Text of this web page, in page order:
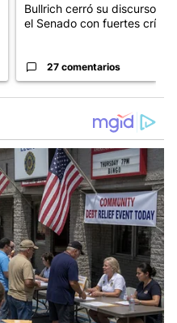
Bullrich cerró su discurso en
el Senado con fuertes crí...
27 comentarios